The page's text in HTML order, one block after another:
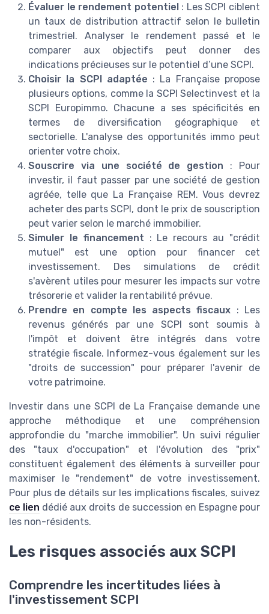
Évaluer le rendement potentiel: Les SCPI ciblent
un taux de distribution attractif selon le bulletin
trimestriel. Analyser le rendement passé et le
comparer aux objectifs peut donner des
indications précieuses sur le potentiel d’une SCPI.
Choisir la SCPI adaptée : La Française propose
plusieurs options, comme la SCPI Selectinvest et la
SCPI Europimmo. Chacune a ses spécificités en
termes de diversification géographique et
sectorielle. L'analyse des opportunités immo peut
orienter votre choix.
Souscrire via une société de gestion : Pour
investir, il faut passer par une société de gestion
agréée, telle que La Française REM. Vous devrez
acheter des parts SCPI, dont le prix de souscription
peut varier selon le marché immobilier.
Simuler le financement : Le recours au "crédit
mutuel" est une option pour financer cet
investissement. Des simulations de crédit
s'avèrent utiles pour mesurer les impacts sur votre
trésorerie et valider la rentabilité prévue.
Prendre en compte les aspects fiscaux : Les
revenus générés par une SCPI sont soumis à
l'impôt et doivent être intégrés dans votre
stratégie fiscale. Informez-vous également sur les
"droits de succession" pour préparer l'avenir de
votre patrimoine.
Investir dans une SCPI de La Française demande une
approche méthodique et une compréhension
approfondie du "marche immobilier". Un suivi régulier
des "taux d'occupation" et l'évolution des "prix"
constituent également des éléments à surveiller pour
maximiser le "rendement" de votre investissement.
Pour plus de détails sur les implications fiscales, suivez
ce lien dédié aux droits de succession en Espagne pour
les non-résidents.
Les risques associés aux SCPI
Comprendre les incertitudes liées à
l'investissement SCPI